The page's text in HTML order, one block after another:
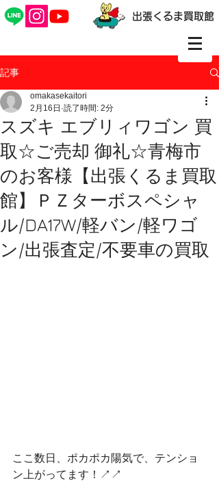
出張くるま買取館
記事
スズキ エブリィワゴン 買
取☆ご売却 御礼☆青梅市
のお客様【出張くるま買取
館】ＰＺターボスペシャ
ル/DA17W/軽バン/軽ワゴ
ン/出張査定/不要車の買取
omakasekaitori
2月16日 読了時間: 2分
ここ数日、ポカポカ陽気で、テンショ
ン上がってます！↗↗